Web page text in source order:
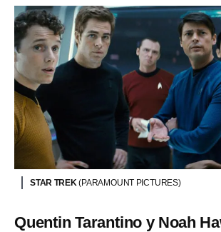
STAR TREK(PARAMOUNT PICTURES)
Quentin Tarantino y Noah